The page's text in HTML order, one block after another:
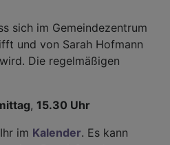
sich im Gemeindezentrum
und von Sarah Hofmann
Die regelmäßigen
, 15.30 Uhr
im Kalender. Es kann